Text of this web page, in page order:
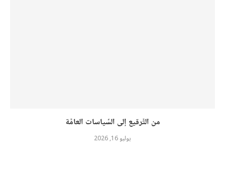
من التَّرقيع إلى السِّياسات العامَّة
يوليو 16, 2026